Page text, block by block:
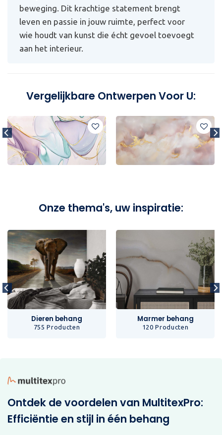
beweging. Dit krachtige statement brengt
leven en passie in jouw ruimte, perfect voor
wie houdt van kunst die écht gevoel toevoegt
aan het interieur.
Vergelijkbare Ontwerpen Voor U:
Onze thema's, uw inspiratie:
Dieren behang
755 Producten
Marmer behang
120 Producten
Ontdek de voordelen van MultitexPro:
Efficiëntie en stijl in één behang